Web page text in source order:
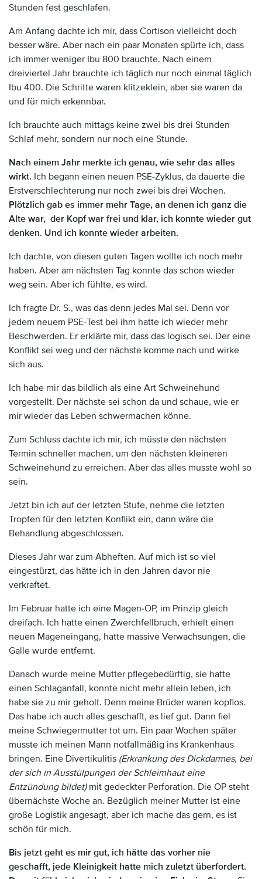
Stunden fest geschlafen.
Am Anfang dachte ich mir, dass Cortison vielleicht doch
besser wäre. Aber nach ein paar Monaten spürte ich, dass
ich immer weniger Ibu 800 brauchte. Nach einem
dreiviertel Jahr brauchte ich täglich nur noch einmal täglich
Ibu 400. Die Schritte waren klitzeklein, aber sie waren da
und für mich erkennbar.
Ich brauchte auch mittags keine zwei bis drei Stunden
Schlaf mehr, sondern nur noch eine Stunde.
Nach einem Jahr merkte ich genau, wie sehr das alles
wirkt. Ich begann einen neuen PSE-Zyklus, da dauerte die
Erstverschlechterung nur noch zwei bis drei Wochen.
Plötzlich gab es immer mehr Tage, an denen ich ganz die
Alte war, der Kopf war frei und klar, ich konnte wieder gut
denken. Und ich konnte wieder arbeiten.
Ich dachte, von diesen guten Tagen wollte ich noch mehr
haben. Aber am nächsten Tag konnte das schon wieder
weg sein. Aber ich fühlte, es wird.
Ich fragte Dr. S., was das denn jedes Mal sei. Denn vor
jedem neuem PSE-Test bei ihm hatte ich wieder mehr
Beschwerden. Er erklärte mir, dass das logisch sei. Der eine
Konflikt sei weg und der nächste komme nach und wirke
sich aus.
Ich habe mir das bildlich als eine Art Schweinehund
vorgestellt. Der nächste sei schon da und schaue, wie er
mir wieder das Leben schwermachen könne.
Zum Schluss dachte ich mir, ich müsste den nächsten
Termin schneller machen, um den nächsten kleineren
Schweinehund zu erreichen. Aber das alles musste wohl so
sein.
Jetzt bin ich auf der letzten Stufe, nehme die letzten
Tropfen für den letzten Konflikt ein, dann wäre die
Behandlung abgeschlossen.
Dieses Jahr war zum Abheften. Auf mich ist so viel
eingestürzt, das hätte ich in den Jahren davor nie
verkraftet.
Im Februar hatte ich eine Magen-OP, im Prinzip gleich
dreifach. Ich hatte einen Zwerchfellbruch, erhielt einen
neuen Mageneingang, hatte massive Verwachsungen, die
Galle wurde entfernt.
Danach wurde meine Mutter pflegebedürftig, sie hatte
einen Schlaganfall, konnte nicht mehr allein leben, ich
habe sie zu mir geholt. Denn meine Brüder waren kopflos.
Das habe ich auch alles geschafft, es lief gut. Dann fiel
meine Schwiegermutter tot um. Ein paar Wochen später
musste ich meinen Mann notfallmäßig ins Krankenhaus
bringen. Eine Divertikulitis (Erkrankung des Dickdarmes, bei
der sich in Ausstülpungen der Schleimhaut eine
Entzündung bildet)mit gedeckter Perforation. Die OP steht
übernächste Woche an. Bezüglich meiner Mutter ist eine
große Logistik angesagt, aber ich mache das gern, es ist
schön für mich.
Bis jetzt geht es mir gut, ich hätte das vorher nie
geschafft, jede Kleinigkeit hatte mich zuletzt überfordert.